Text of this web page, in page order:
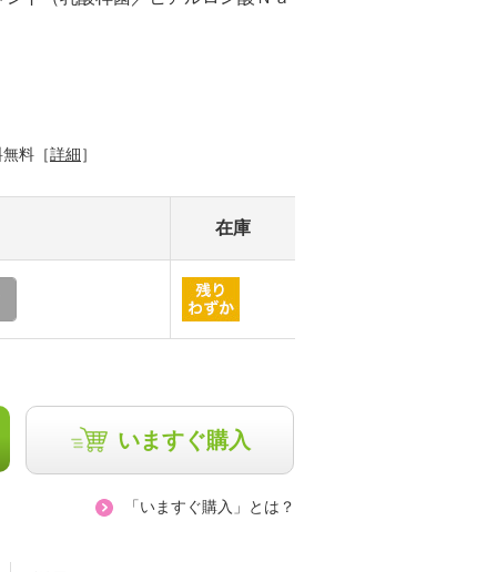
料［詳細 ］
在庫
いますぐ購入
「いますぐ購入」とは？